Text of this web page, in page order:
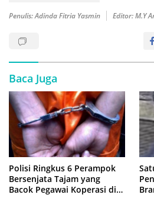
Penulis: Adinda Fitria Yasmin Editor: M.Y
Baca Juga
Polisi Ringkus 6 Perampok
Bersenjata Tajam yang
Bacok Pegawai Koperasi di